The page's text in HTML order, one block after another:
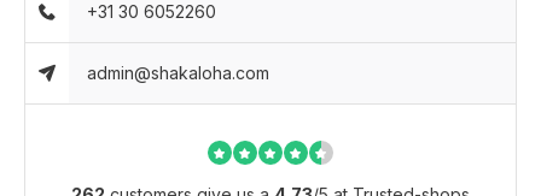
+31 30 6052260
admin@shakaloha.com